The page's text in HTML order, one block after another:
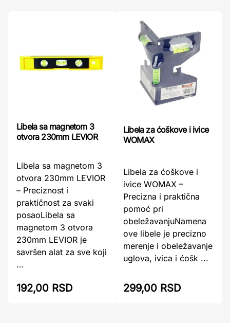
Libela sa magnetom 3
otvora 230mm LEVIOR
Libela sa magnetom 3
otvora 230mm LEVIOR
– Preciznost i
praktičnost za svaki
posaoLibela sa
magnetom 3 otvora
230mm LEVIOR je
savršen alat za sve koji
...
192,00 RSD
Libela za ćoškove i ivice
WOMAX
Libela za ćoškove i
ivice WOMAX –
Precizna i praktična
pomoć pri
obeležavanjuNamena
ove libele je precizno
merenje i obeležavanje
uglova, ivica i ćošk ...
299,00 RSD